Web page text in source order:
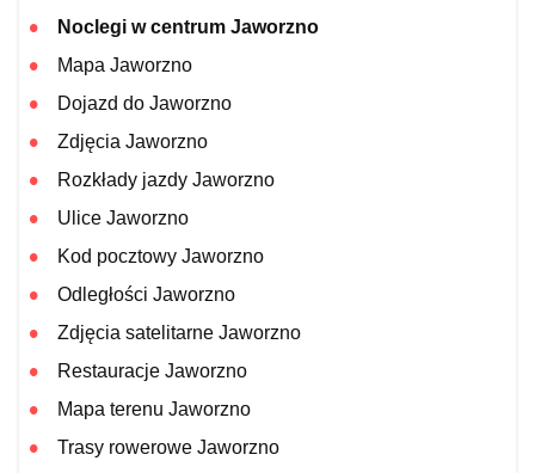
Noclegi w centrum Jaworzno
Mapa Jaworzno
Dojazd do Jaworzno
Zdjęcia Jaworzno
Rozkłady jazdy Jaworzno
Ulice Jaworzno
Kod pocztowy Jaworzno
Odległości Jaworzno
Zdjęcia satelitarne Jaworzno
Restauracje Jaworzno
Mapa terenu Jaworzno
Trasy rowerowe Jaworzno